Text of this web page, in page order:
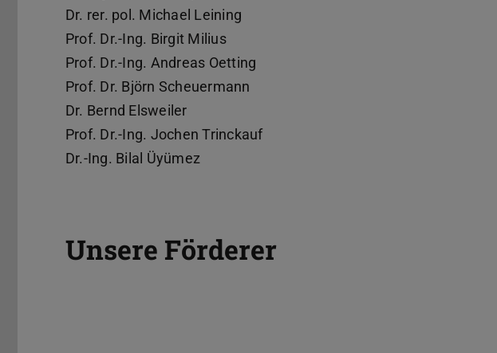
Dr. rer. pol. Michael Leining
Prof. Dr.-Ing. Birgit Milius
Prof. Dr.-Ing. Andreas Oetting
Prof. Dr. Björn Scheuermann
Dr. Bernd Elsweiler
Prof. Dr.-Ing. Jochen Trinckauf
Dr.-Ing. Bilal Üyümez
Unsere Förderer